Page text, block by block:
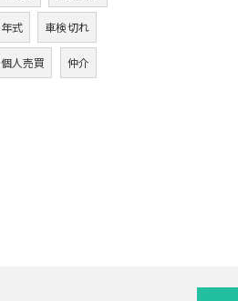
年式 車検切れ
個人売買 仲介